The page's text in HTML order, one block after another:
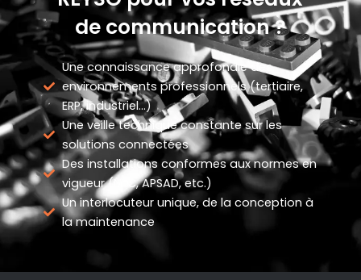
de communication ?
Une connaissance approfondie des
environnements professionnels (tertiaire,
ERP, industriel…)
Une veille technique constante sur les
solutions connectées
Des installations conformes aux normes en
vigueur (NFC, APSAD, etc.)
Un interlocuteur unique, de la conception à
la maintenance